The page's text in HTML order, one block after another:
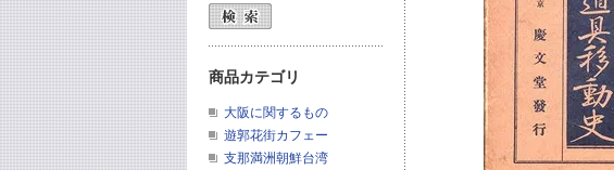
商品カテゴリ
大阪に関するもの
遊郭花街カフェー
支那満洲朝鮮台湾